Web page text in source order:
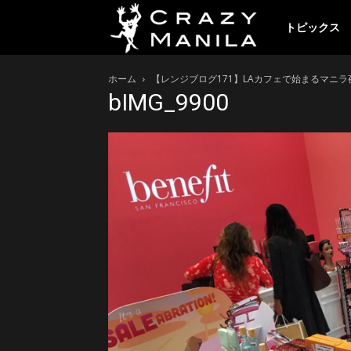
レ
イ
マ
トピックス
ホーム 【レンジブログ171】LAカフェで始まるマニ
bIMG_9900